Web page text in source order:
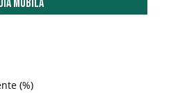
Mobilă
(%)